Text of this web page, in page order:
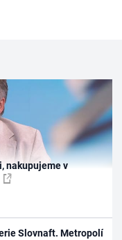
nakupujeme v
Slovnaft. Metropolí